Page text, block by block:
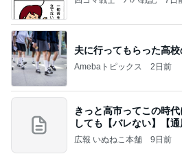
夫に行ってもらった高
Amebaトピックス 2日前
きっと高市ってこの時
しても【バレない】【
だろ
広報 いぬねこ本舗 9日前